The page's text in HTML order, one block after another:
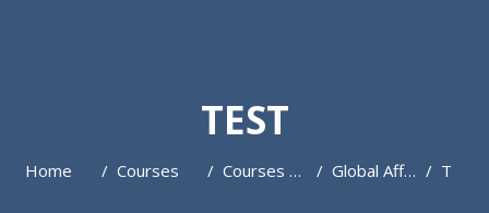
TEST
Home Courses Courses 2022-2023 Global Affairs T